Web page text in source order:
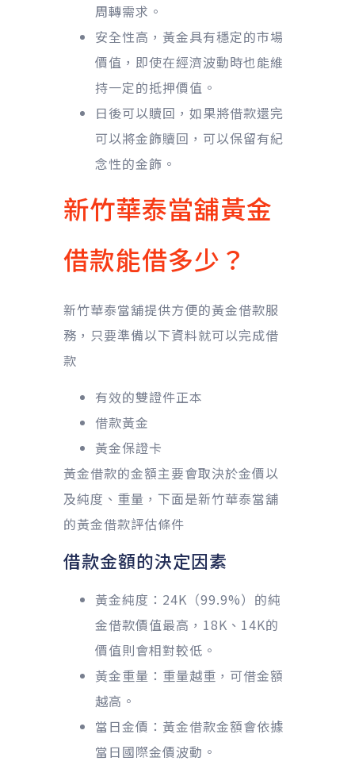
周轉需求。
安全性高，黃金具有穩定的市場
價值，即使在經濟波動時也能維
持一定的抵押價值。
日後可以贖回，如果將借款還完
可以將金飾贖回，可以保留有紀
念性的金飾。
新竹華泰當舖黃金
借款能借多少？
新竹華泰當舖提供方便的黃金借款服
務，只要準備以下資料就可以完成借
款
有效的雙證件正本
借款黃金
黃金保證卡
黃金借款的金額主要會取決於金價以
及純度、重量，下面是新竹華泰當舖
的黃金借款評估條件
借款金額的決定因素
黃金純度：24K（99.9%）的純
金借款價值最高，18K、14K的
價值則會相對較低。
黃金重量：重量越重，可借金額
越高。
當日金價：黃金借款金額會依據
當日國際金價波動。